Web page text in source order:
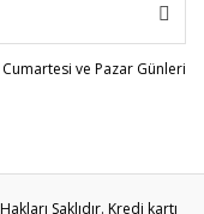
ve Pazar Günleri
Saklıdır. Kredi kartı